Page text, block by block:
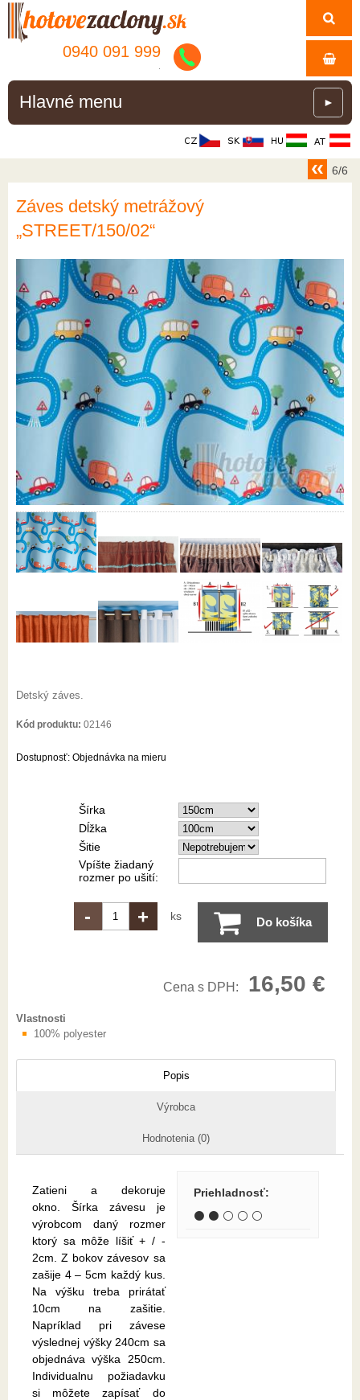
0940 091 999
Hlavné menu ►
6/6
Záves detský metrážový
„STREET/150/02“
Detský záves.
Kód produktu: 02146
Dostupnosť: Objednávka na mieru
Šírka
Dĺžka
Šitie
Vpíšte žiadaný
rozmer po ušití:
- + ks Do košíka
Cena s DPH: 16,50 €
Vlastnosti
100% polyester
Popis
Výrobca
Hodnotenia (0)
Zatieni a dekoruje
okno. Šírka závesu je
výrobcom daný rozmer
ktorý sa môže líšiť + / -
2cm. Z bokov závesov sa
zašije 4 – 5cm každý kus.
Na výšku treba prirátať
10cm na zašitie.
Napríklad pri závese
výslednej výšky 240cm sa
objednáva výška 250cm.
Individualnu požiadavku
si môžete zapísať do
Priehladnosť:
⚫ ⚫ ⚪ ⚪ ⚪